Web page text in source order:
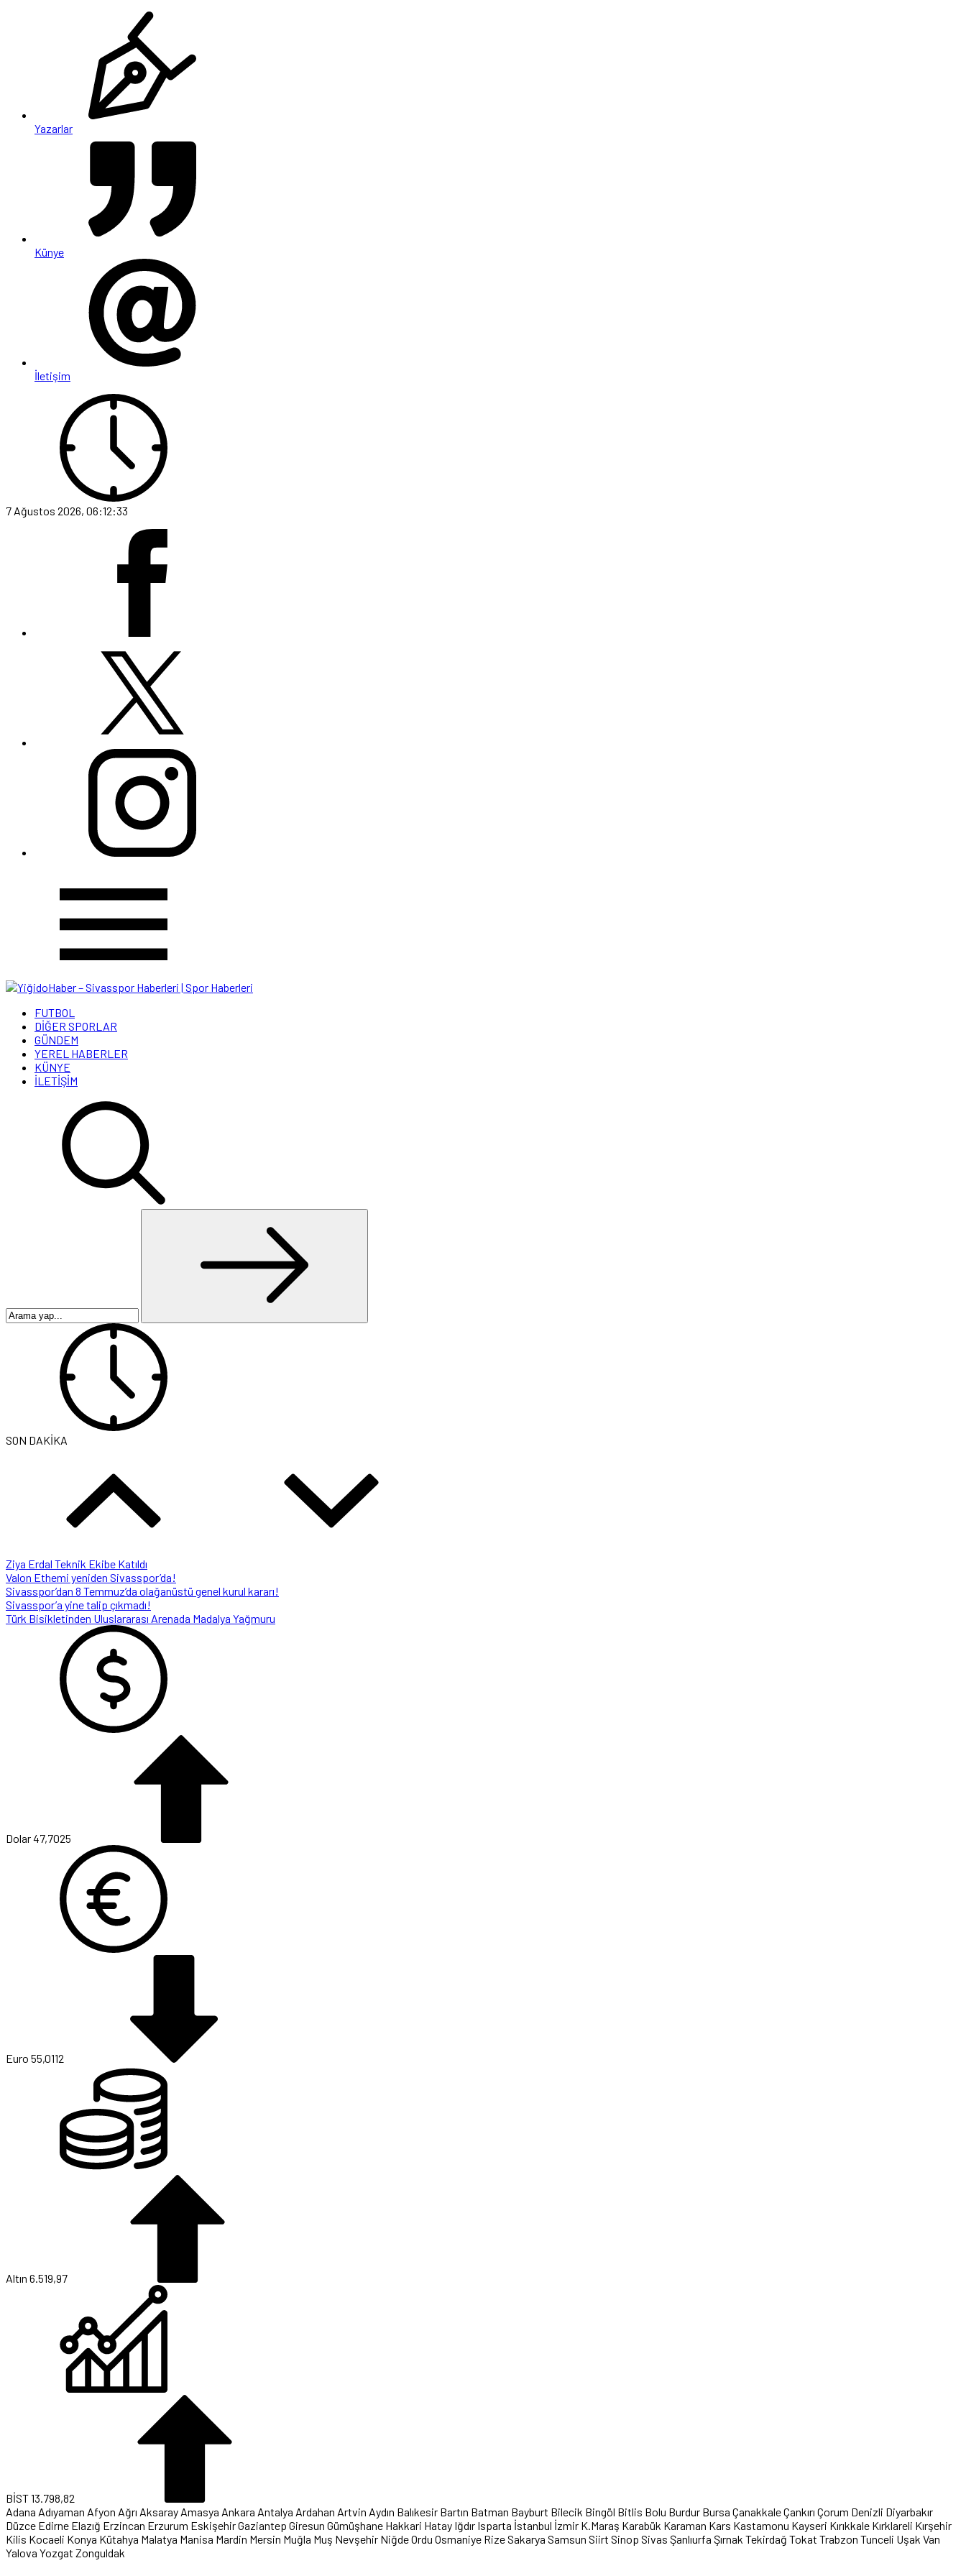
Yazarlar
Künye
İletişim
7 Ağustos 2026, 06:12:33
FUTBOL
DİĞER SPORLAR
GÜNDEM
YEREL HABERLER
KÜNYE
İLETİŞİM
SON DAKİKA
Ziya Erdal Teknik Ekibe Katıldı
Valon Ethemi yeniden Sivasspor’da!
Sivasspor’dan 8 Temmuz’da olağanüstü genel kurul kararı!
Sivasspor’a yine talip çıkmadı!
Türk Bisikletinden Uluslararası Arenada Madalya Yağmuru
Dolar47,7025
Euro 55,0112
Altın 6.519,97
BİST13.798,82
Adana Adıyaman Afyon Ağrı Aksaray Amasya Ankara Antalya Ardahan Artvin Aydın Balıkesir Bartın Batman Bayburt Bilecik Bingöl Bitlis Bolu Burdur Bursa ÇanakkaleÇankırı Çorum Denizli Diyarbakır
Düzce Edirne Elazığ Erzincan Erzurum EskişehirGaziantep Giresun Gümüşhane Hakkari Hatay Iğdır Isparta İstanbul İzmir K.Maraş Karabük Karaman Kars Kastamonu Kayseri Kırıkkale Kırklareli Kırşehir
Kilis Kocaeli Konya Kütahya Malatya Manisa Mardin Mersin Muğla Muş Nevşehir NiğdeOrdu Osmaniye RizeSakarya Samsun Siirt Sinop Sivas Şanlıurfa Şırnak Tekirdağ Tokat Trabzon Tunceli Uşak Van
Yalova Yozgat Zonguldak